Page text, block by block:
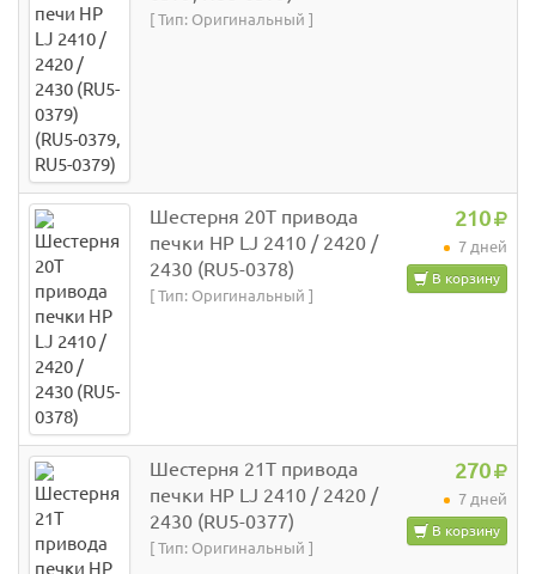
[ Тип: Оригинальный ]
Шестерня 20T привода
печки HP LJ 2410 / 2420 /
2430 (RU5-0378)
[ Тип: Оригинальный ]
210
7 дней
В корзину
Шестерня 21T привода
печки HP LJ 2410 / 2420 /
2430 (RU5-0377)
[ Тип: Оригинальный ]
270
7 дней
В корзину